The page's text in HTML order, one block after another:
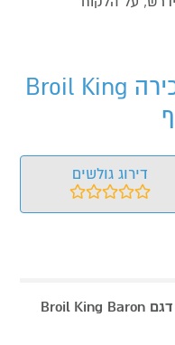
גריל גז 4 מבערים עם כירה Broil King
דירוג גולשים
גריל גז 4 מבערים עם כירה ושיפוד דגם Broil King Baron